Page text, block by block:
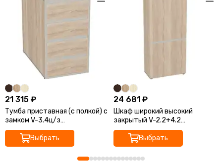
21 315 ₽
Тумба приставная (с полкой) с
замком V-3.4ц/з
426×700×750
Выбрать
24 681 ₽
Шкаф широкий высокий
закрытый V-2.2+4.2
777×387×1980
Выбрать